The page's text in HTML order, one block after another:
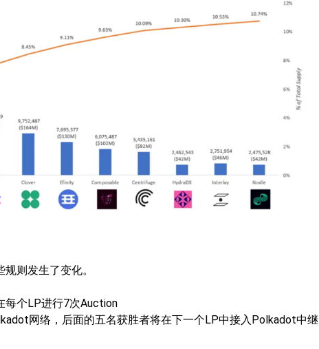
则发生了变化。
每个LP进行7次Auction
网络，后面的五名获胜者将在下一个LP中接入Polkadot中继